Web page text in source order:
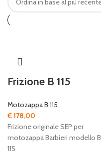
Frizione B 115
Motozappa B 115
€178,00
Frizione originale SEP per
motozappa Barbieri modello B
115